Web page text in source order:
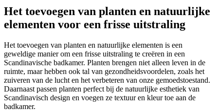
Het toevoegen van planten en natuurlijke
elementen voor een frisse uitstraling
Het toevoegen van planten en natuurlijke elementen is een
geweldige manier om een frisse uitstraling te creëren in een
Scandinavische badkamer. Planten brengen niet alleen leven in de
ruimte, maar hebben ook tal van gezondheidsvoordelen, zoals het
zuiveren van de lucht en het verbeteren van onze gemoedstoestand.
Daarnaast passen planten perfect bij de natuurlijke esthetiek van
Scandinavisch design en voegen ze textuur en kleur toe aan de
badkamer.